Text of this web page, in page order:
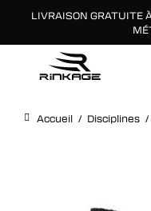
LIVRAISON GRATUITE
Accueil / Disciplines /